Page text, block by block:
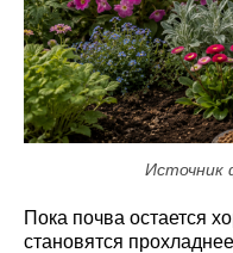
Источник
Пока почва остается
становятся